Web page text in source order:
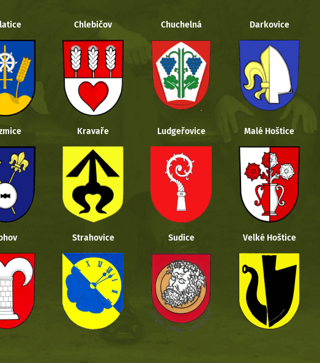
Chlebičov Chuchelná Darkovice
Kravaře Ludgeřovice Malé Hoštice
Strahovice Sudice Velké Hoštice